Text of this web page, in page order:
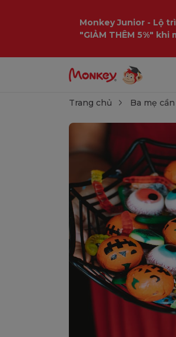
Monkey Junior - Lộ
"GIẢM THÊM 5%"
Trang chủ Ba mẹ